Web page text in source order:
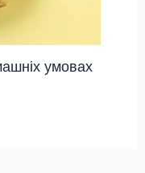
умовах